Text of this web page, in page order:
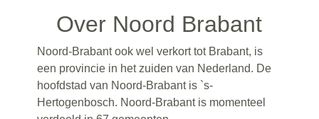
Over Noord Brabant
Noord-Brabant ook wel verkort tot Brabant, is
een provincie in het zuiden van Nederland. De
hoofdstad van Noord-Brabant is `s-
Hertogenbosch. Noord-Brabant is momenteel